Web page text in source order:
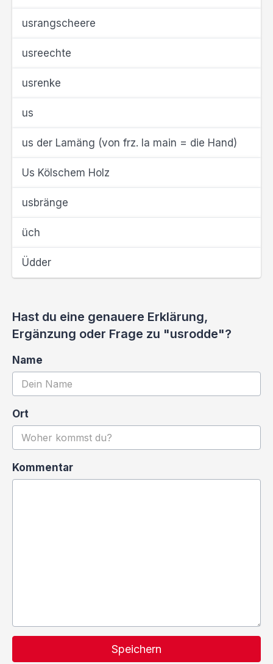
usrangscheere
usreechte
usrenke
us
us der Lamäng (von frz. la main = die Hand)
Us Kölschem Holz
usbränge
üch
Üdder
Hast du eine genauere Erklärung,
Ergänzung oder Frage zu "usrodde"?
Name
Ort
Kommentar
Speichern